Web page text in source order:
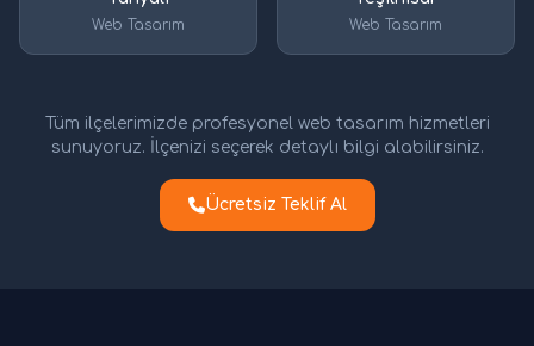
Web Tasarım Web Tasarım
Tüm ilçelerimizde profesyonel web tasarım hizmetleri
sunuyoruz. İlçenizi seçerek detaylı bilgi alabilirsiniz.
Ücretsiz Teklif Al